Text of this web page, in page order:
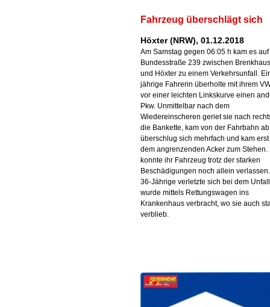
Fahrzeug überschlägt sich
Höxter (NRW), 01.12.2018
Am Samstag gegen 06:05 h kam es
Bundesstraße 239 zwischen
und Höxter zu einem Verkehrsunfall.
jährige Fahrerin überholte mit ihrem
vor einer leichten Linkskurve einen
Pkw. Unmittelbar nach dem
Wiedereinscheren geriet sie nach
die Bankette, kam von der Fahrbahn
überschlug sich mehrfach und kam erst
dem angrenzenden Acker zum Stehen.
konnte ihr Fahrzeug trotz der starken
Beschädigungen noch allein
36-Jährige verletzte sich bei dem
wurde mittels Rettungswagen ins
Krankenhaus verbracht, wo sie auch
verblieb.